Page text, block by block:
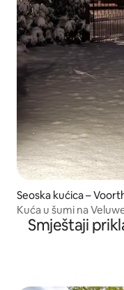
Seoska kućica –
Kuća u šumi na
Smještaji